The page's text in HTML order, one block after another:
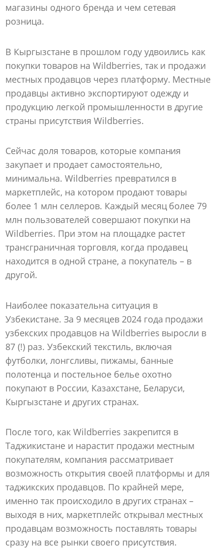
магазины одного бренда и чем сетевая
розница.
В Кыргызстане в прошлом году удвоились как
покупки товаров на Wildberries, так и продажи
местных продавцов через платформу. Местные
продавцы активно экспортируют одежду и
продукцию легкой промышленности в другие
страны присутствия Wildberries.
Сейчас доля товаров, которые компания
закупает и продает самостоятельно,
минимальна. Wildberries превратился в
маркетплейс, на котором продают товары
более 1 млн селлеров. Каждый месяц более 79
млн пользователей совершают покупки на
Wildberries. При этом на площадке растет
трансграничная торговля, когда продавец
находится в одной стране, а покупатель – в
другой.
Наиболее показательна ситуация в
Узбекистане. За 9 месяцев 2024 года продажи
узбекских продавцов на Wildberries выросли в
87 (!) раз. Узбекский текстиль, включая
футболки, лонгсливы, пижамы, банные
полотенца и постельное белье охотно
покупают в России, Казахстане, Беларуси,
Кыргызстане и других странах.
После того, как Wildberries закрепится в
Таджикистане и нарастит продажи местным
покупателям, компания рассматривает
возможность открытия своей платформы и для
таджикских продавцов. По крайней мере,
именно так происходило в других странах –
выходя в них, маркетплейс открывал местных
продавцам возможность поставлять товары
сразу на все рынки своего присутствия.